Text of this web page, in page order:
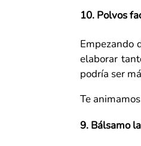
10. Polvos
Empezando
elaborar
podría ser
Te
9. Bálsamo